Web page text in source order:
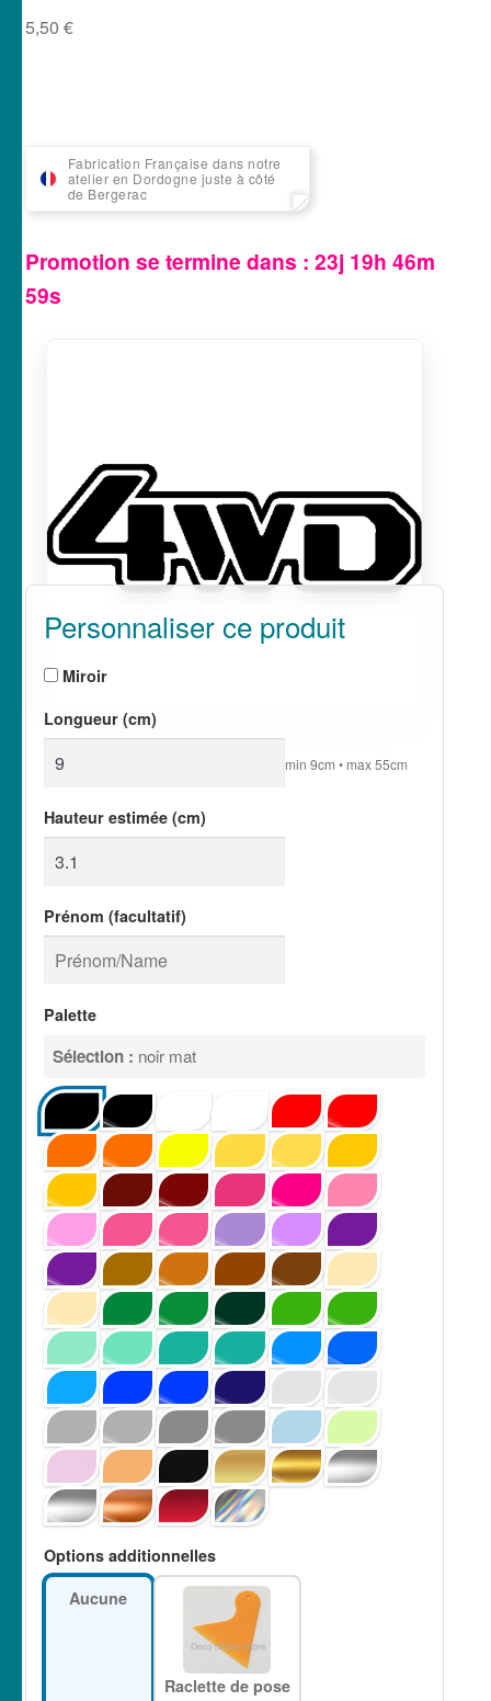
5,50 €
Fabrication Française dans notre
atelier en Dordogne juste à côté
de Bergerac
Promotion se termine dans : 23j 19h 46m
58s
Personnaliser ce produit
Miroir
Longueur (cm)
min 9cm • max 55cm
Hauteur estimée (cm)
Prénom (facultatif)
Palette
Sélection : noir mat
Options additionnelles
Aucune
Raclette de pose